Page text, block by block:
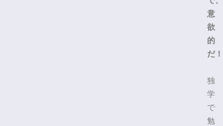
意
欲
的
だ！
独
学
で
勉